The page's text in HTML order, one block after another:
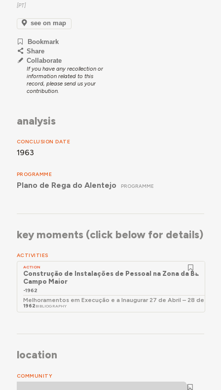
see on map
Bookmark
Share
Collaborate
If you have any recollection or
information related to this
record, please send us your
contribution.
analysis
CONCLUSION DATE
1963
PROGRAMME
Plano de Rega do Alentejo PROGRAMME
key moments (click below for details)
ACTIVITIES
ACTION
Construção de Instalações de Pessoal na Zona da
Campo Maior
-1962
Melhoramentos em Execução e a Inaugurar 27 de Abril – 28 de Maio
1962 BIBLIOGRAPHY
location
COMMUNITY